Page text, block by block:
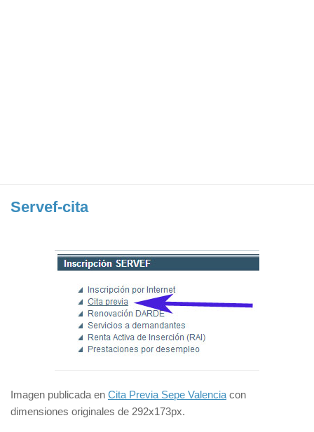
Servef-cita
Imagen publicada en Cita Previa Sepe Valencia con
dimensiones originales de 292x173px.